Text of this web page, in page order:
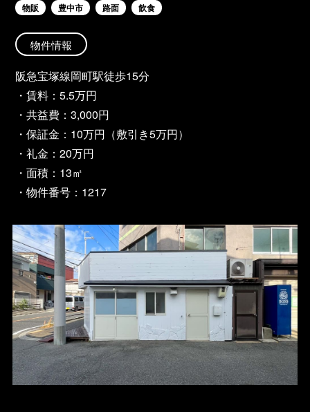
物販 豊中市 路面 飲食
物件情報
阪急宝塚線岡町駅徒歩15分
・賃料：5.5万円
・共益費：3,000円
・保証金：10万円（敷引き5万円）
・礼金：20万円
・面積：13㎡
・物件番号：1217